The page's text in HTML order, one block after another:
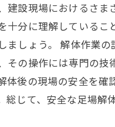
建設現場におけるさま
十分に理解している
ましょう。 解体作業
その操作には専門の技
体後の現場の安全を
総じて、安全な足場解